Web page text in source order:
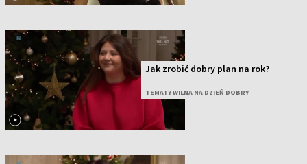
Jak zrobić dobry plan na rok?
TEMATY WILNA NA DZIEŃ DOBRY